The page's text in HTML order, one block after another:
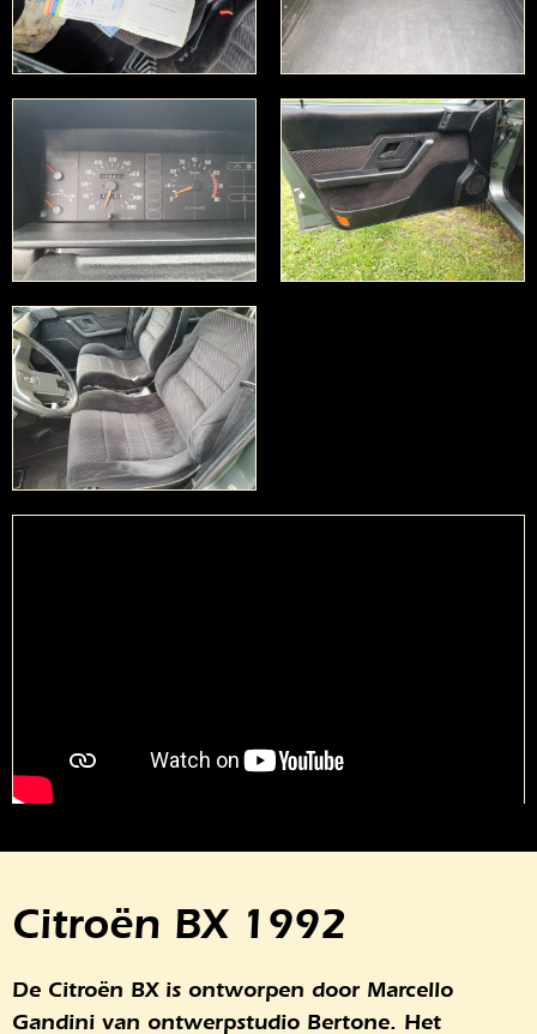
Citroën BX 1992
De Citroën BX is ontworpen door Marcello
Gandini van ontwerpstudio Bertone. Het